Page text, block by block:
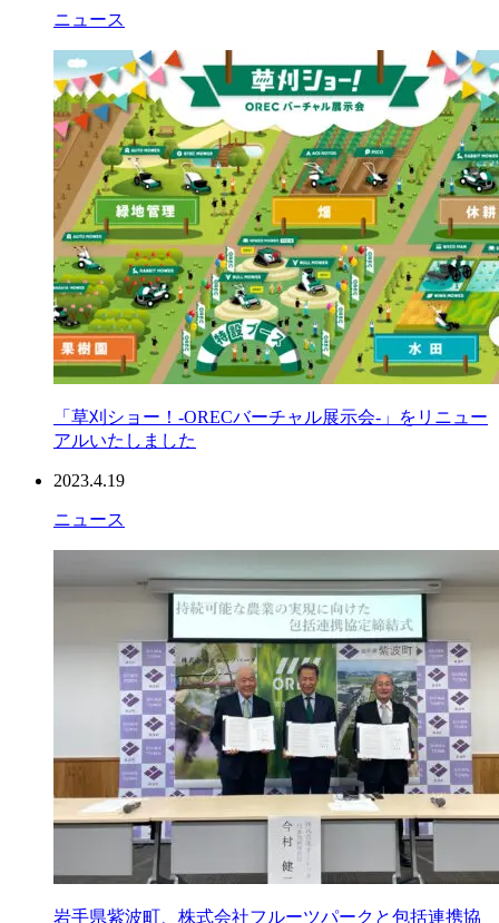
ニュース
「草刈ショー！-ORECバーチャル展示会-」をリニュー
アルいたしました
2023.4.19
ニュース
岩手県紫波町、株式会社フルーツパークと包括連携協